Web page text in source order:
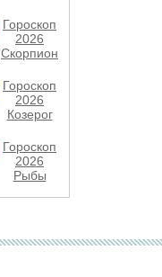
Гороскоп
2026
Скорпион
Гороскоп
2026
Козерог
Гороскоп
2026
Рыбы